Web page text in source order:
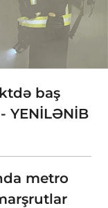
baş
YENİLƏNİB
metro